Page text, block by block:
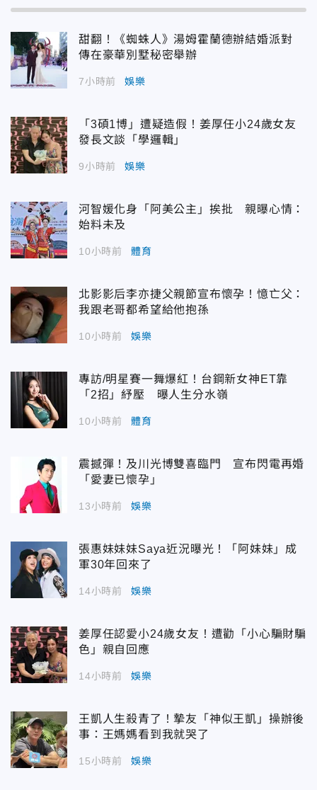
甜翻！《蜘蛛人》湯姆霍蘭德辦結婚派對
傳在豪華別墅秘密舉辦
7小時前 娛樂
「3碩1博」遭疑造假！姜厚任小24歲女友
發長文談「學邏輯」
9小時前 娛樂
河智媛化身「阿美公主」挨批 親曝心情：
始料未及
10小時前 體育
北影影后李亦捷父親節宣布懷孕！憶亡父：
我跟老哥都希望給他抱孫
10小時前 娛樂
專訪/明星賽一舞爆紅！台鋼新女神ET靠
「2招」紓壓 曝人生分水嶺
10小時前 體育
震撼彈！及川光博雙喜臨門 宣布閃電再婚
「愛妻已懷孕」
13小時前 娛樂
張惠妹妹妹Saya近況曝光！「阿妹妹」成
軍30年回來了
14小時前 娛樂
姜厚任認愛小24歲女友！遭勸「小心騙財騙
色」親自回應
14小時前 娛樂
王凱人生殺青了！摯友「神似王凱」操辦後
事：王媽媽看到我就哭了
15小時前 娛樂